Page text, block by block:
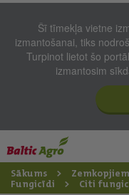
Šī tīmekļa vietne
izmantošanai, tiks
Turpinot lietot šo
izmantosim
Sākums Zemkopjiem
Fungicīdi
Citi